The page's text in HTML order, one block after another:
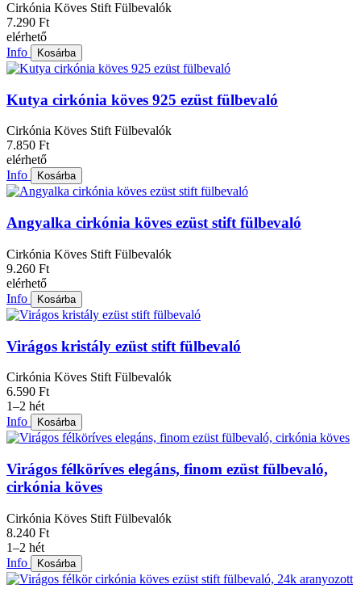
Cirkónia Köves Stift Fülbevalók
7.290 Ft
elérhető
Info
Kosárba
Kutya cirkónia köves 925 ezüst fülbevaló
Cirkónia Köves Stift Fülbevalók
7.850 Ft
elérhető
Info
Kosárba
Angyalka cirkónia köves ezüst stift fülbevaló
Cirkónia Köves Stift Fülbevalók
9.260 Ft
elérhető
Info
Kosárba
Virágos kristály ezüst stift fülbevaló
Cirkónia Köves Stift Fülbevalók
6.590 Ft
1–2 hét
Info
Kosárba
Virágos félköríves elegáns, finom ezüst fülbevaló,
cirkónia köves
Cirkónia Köves Stift Fülbevalók
8.240 Ft
1–2 hét
Info
Kosárba